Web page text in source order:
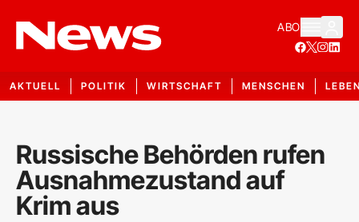
ABO
AKTUELL POLITIK WIRTSCHAFT MENSCHEN
Russische Behörden rufen
Ausnahmezustand auf
Krim aus